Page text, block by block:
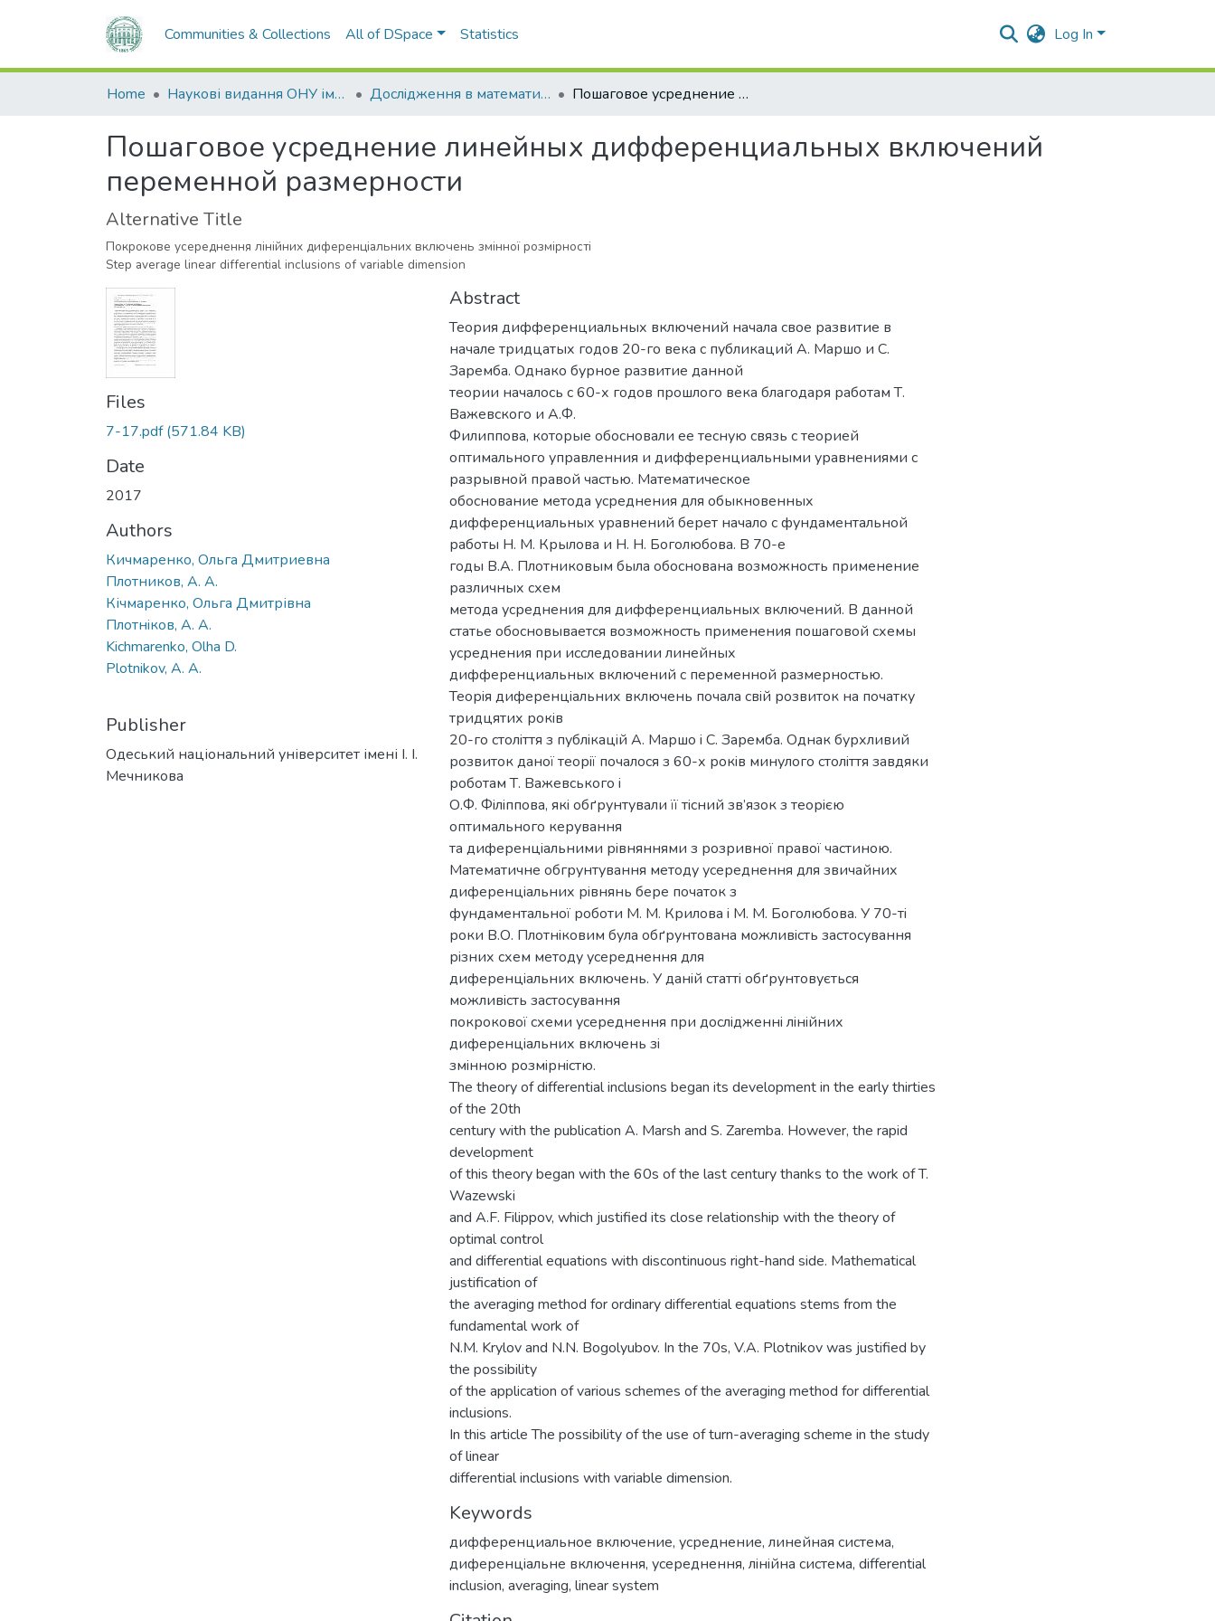
Communities & Collections All of DSpace Statistics Log In
Home Наукові видання ОНУ імені І. І. Мечникова Дослiдження в математицi i механiцi Пошаговое усреднение линейных дифференциальных включений переменной размерности
Пошаговое усреднение линейных дифференциальных включений
переменной размерности
Alternative Title
Покрокове усереднення лiнiйних диференцiальних включень змiнної розмiрностi
Step average linear differential inclusions of variable dimension
Files
7-17.pdf(571.84 KB)
Date
2017
Authors
Кичмаренко, Ольга Дмитриевна
Плотников, А. А.
Кічмаренко, Ольга Дмитрівна
Плотнiков, А. А.
Kichmarenko, Olha D.
Plotnikov, A. A.
Publisher
Одеський національний університет імені І. І.
Мечникова
Abstract
Теория дифференциальных включений начала свое развитие в
начале тридцатых годов 20-го века с публикаций А. Маршо и С.
Заремба. Однако бурное развитие данной
теории началось с 60-х годов прошлого века благодаря работам Т.
Важевского и А.Ф.
Филиппова, которые обосновали ее тесную связь с теорией
оптимального управленния и дифференциальными уравнениями с
разрывной правой частью. Математическое
обоснование метода усреднения для обыкновенных
дифференциальных уравнений берет начало с фундаментальной
работы Н. М. Крылова и Н. Н. Боголюбова. В 70-е
годы В.А. Плотниковым была обоснована возможность применение
различных схем
метода усреднения для дифференциальных включений. В данной
статье обосновывается возможность применения пошаговой схемы
усреднения при исследовании линейных
дифференциальных включений с переменной размерностью.
Теорiя диференцiальних включень почала свiй розвиток на початку
тридцятих рокiв
20-го столiття з публiкацiй А. Маршо i С. Заремба. Однак бурхливий
розвиток даної теорiї почалося з 60-х рокiв минулого столiття завдяки
роботам Т. Важевського i
О.Ф. Фiлiппова, якi обґрунтували її тiсний зв’язок з теорiєю
оптимального керування
та диференцiальними рiвняннями з розривної правої частиною.
Математичне обгрунтування методу усереднення для звичайних
диференцiальних рiвнянь бере початок з
фундаментальної роботи М. М. Крилова i М. М. Боголюбова. У 70-тi
роки В.О. Плотнiковим була обґрунтована можливiсть застосування
рiзних схем методу усереднення для
диференцiальних включень. У данiй статтi обґрунтовується
можливiсть застосування
покрокової схеми усереднення при дослiдженнi лiнiйних
диференцiальних включень зi
змiнною розмiрнiстю.
The theory of differential inclusions began its development in the early thirties
of the 20th
century with the publication A. Marsh and S. Zaremba. However, the rapid
development
of this theory began with the 60s of the last century thanks to the work of T.
Wazewski
and A.F. Filippov, which justified its close relationship with the theory of
optimal control
and differential equations with discontinuous right-hand side. Mathematical
justification of
the averaging method for ordinary differential equations stems from the
fundamental work of
N.M. Krylov and N.N. Bogolyubov. In the 70s, V.A. Plotnikov was justified by
the possibility
of the application of various schemes of the averaging method for differential
inclusions.
In this article The possibility of the use of turn-averaging scheme in the study
of linear
differential inclusions with variable dimension.
Keywords
дифференциальное включение, усреднение, линейная система,
диференцiальне включення, усереднення, лiнiйна система, differential
inclusion, averaging, linear system